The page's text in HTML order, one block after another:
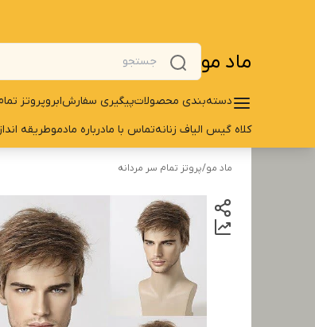
ماد مو
دسته‌بندی محصولاتپیگیری سفارشابروپروتز
کلاه گیس الیاف زنانهتماس با مادرباره مادموطریقه
ماد مو/پروتز تمام سر مردانه